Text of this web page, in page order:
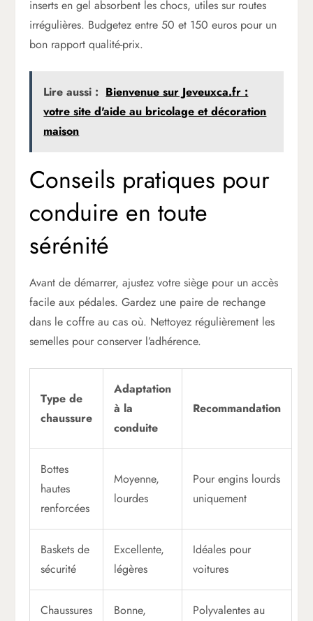
inserts en gel absorbent les chocs, utiles sur routes
irrégulières. Budgetez entre 50 et 150 euros pour un
bon rapport qualité-prix.
Lire aussi : Bienvenue sur Jeveuxca.fr :
votre site d'aide au bricolage et décoration
maison
Conseils pratiques pour
conduire en toute
sérénité
Avant de démarrer, ajustez votre siège pour un accès
facile aux pédales. Gardez une paire de rechange
dans le coffre au cas où. Nettoyez régulièrement les
semelles pour conserver l’adhérence.
Type de
chaussure
Adaptation
à la
conduite
Recommandation
Bottes
hautes
renforcées
Moyenne,
lourdes
Pour engins lourds
uniquement
Baskets de
sécurité
Excellente,
légères
Idéales pour
voitures
Chaussures
Bonne,
Polyvalentes au